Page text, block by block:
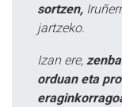
sortzen,
jartzeko.
Izan ere,
orduan eta